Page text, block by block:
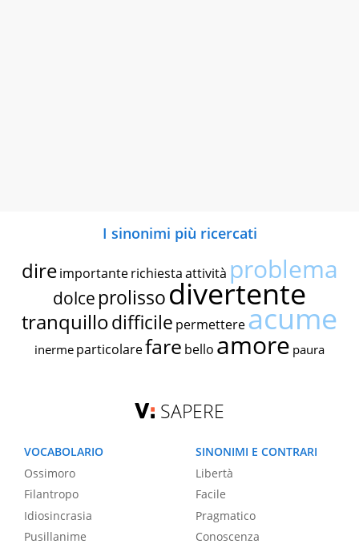
I sinonimi più ricercati
dire importante richiestaattività problema
dolce prolissodivertente
tranquillodifficile permettereacume
inerme particolarefare bello amore paura
SAPERE
VOCABOLARIO
Ossimoro
Filantropo
Idiosincrasia
Pusillanime
SINONIMI E CONTRARI
Libertà
Facile
Pragmatico
Conoscenza